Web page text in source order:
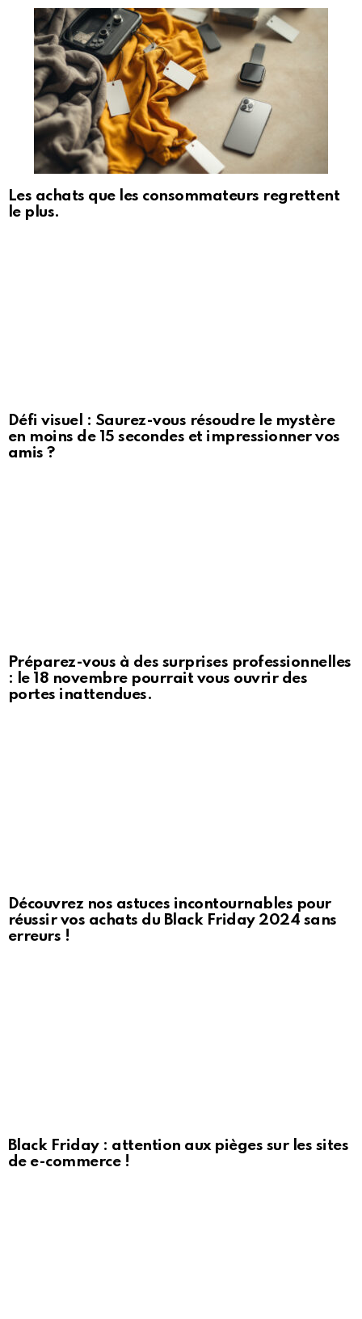
Les achats que les consommateurs regrettent
le plus.
Défi visuel : Saurez-vous résoudre le mystère
en moins de 15 secondes et impressionner vos
amis ?
Préparez-vous à des surprises professionnelles
: le 18 novembre pourrait vous ouvrir des
portes inattendues.
Découvrez nos astuces incontournables pour
réussir vos achats du Black Friday 2024 sans
erreurs !
Black Friday : attention aux pièges sur les sites
de e-commerce !